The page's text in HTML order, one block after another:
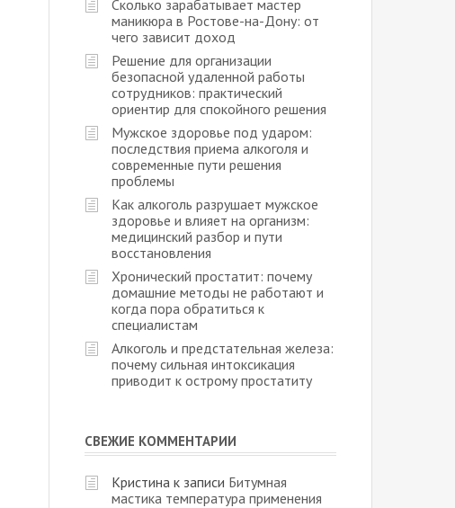
Сколько зарабатывает мастер
маникюра в Ростове-на-Дону: от
чего зависит доход
Решение для организации
безопасной удаленной работы
сотрудников: практический
ориентир для спокойного решения
Мужское здоровье под ударом:
последствия приема алкоголя и
современные пути решения
проблемы
Как алкоголь разрушает мужское
здоровье и влияет на организм:
медицинский разбор и пути
восстановления
Хронический простатит: почему
домашние методы не работают и
когда пора обратиться к
специалистам
Алкоголь и предстательная железа:
почему сильная интоксикация
приводит к острому простатиту
СВЕЖИЕ КОММЕНТАРИИ
Кристина к записи Битумная
мастика температура применения